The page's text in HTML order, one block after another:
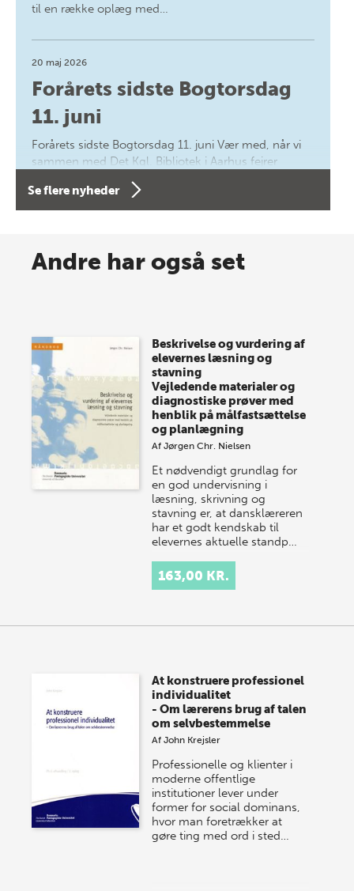
til en række oplæg med…
20 maj 2026
Forårets sidste Bogtorsdag
11. juni
Forårets sidste Bogtorsdag 11. juni Vær med, når vi
sammen med Det Kgl. Bibliotek i Aarhus fejrer
forfatterne bag vores nyes…
Spar op til 70% til sommer-
onsdag den 10. j…
Se flere nyheder
Andre har også set
Beskrivelse og vurdering af
elevernes læsning og
stavning
Vejledende materialer og
diagnostiske prøver med
henblik på målfastsættelse
og planlægning
AfJørgen Chr. Nielsen
Et nødvendigt grundlag for
en god undervisning i
læsning, skrivning og
stavning er, at dansklæreren
har et godt kendskab til
elevernes aktuelle standp…
163,00 KR.
At konstruere professionel
individualitet
- Om lærerens brug af talen
om selvbestemmelse
AfJohn Krejsler
Professionelle og klienter i
moderne offentlige
institutioner lever under
former for social dominans,
hvor man foretrækker at
gøre ting med ord i sted…